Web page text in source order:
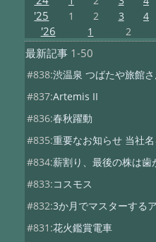
'25 1 2 3 4
'26 1 2
最新記事1-50
#838:渋温泉 つばたや旅館
#837:Artemis II
#836:春秋躍動
#835:重要なお知らせ 当社
#834:薪割り、最後の株は
#833:コスモス
#832:3か月でマスターする
#831:花火鑑賞電車